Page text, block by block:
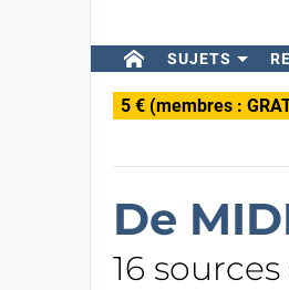
SUJETS
5 € (membres :
De
16